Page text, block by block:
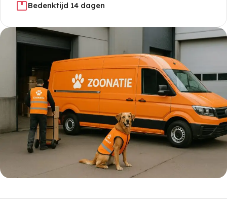
Bedenktijd 14 dagen
5% korting met code